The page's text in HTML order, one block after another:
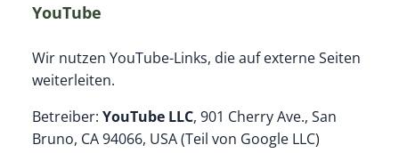
YouTube
Wir nutzen YouTube-Links, die auf externe Seiten
weiterleiten.
Betreiber: YouTube LLC, 901 Cherry Ave., San
Bruno, CA 94066, USA (Teil von Google LLC)